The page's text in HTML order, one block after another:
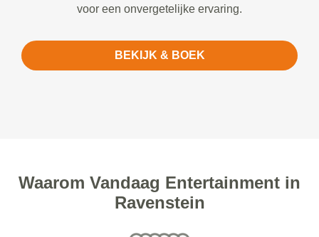
voor een onvergetelijke ervaring.
BEKIJK & BOEK
Waarom Vandaag Entertainment in
Ravenstein